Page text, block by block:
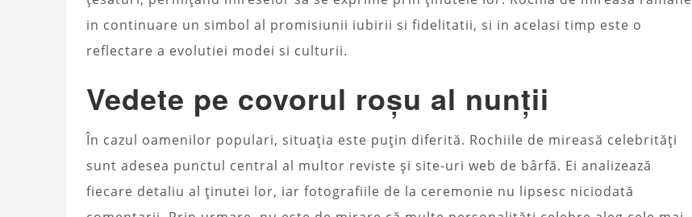
in continuare un simbol al promisiunii iubirii si fidelitatii, si in acelasi timp este o
reflectare a evolutiei modei si culturii.
Vedete pe covorul roșu al nunții
În cazul oamenilor populari, situația este puțin diferită. Rochiile de mireasă celebrități
sunt adesea punctul central al multor reviste și site-uri web de bârfă. Ei analizează
fiecare detaliu al ținutei lor, iar fotografiile de la ceremonie nu lipsesc niciodată